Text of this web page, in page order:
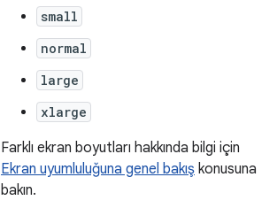
small
normal
large
xlarge
Farklı ekran boyutları hakkında bilgi için
Ekran uyumluluğuna genel bakış konusuna
bakın.